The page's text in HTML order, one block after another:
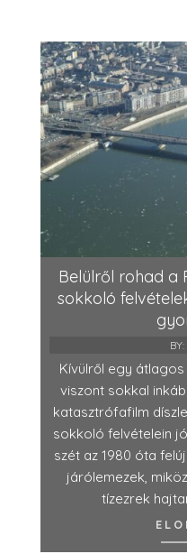
Belülről rohad a
sokkoló
BY:
Kívülről egy
viszont sokkal
katasztrófafilm
sokkoló felvételein
szét az 1980 óta
járólemezek,
tízezrek